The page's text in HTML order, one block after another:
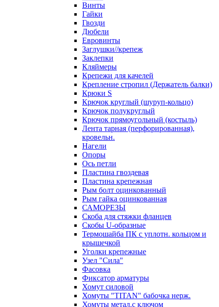
Винты
Гайки
Гвозди
Дюбели
Евровинты
Заглушки//крепеж
Заклепки
Кляймеры
Крепежи для качелей
Крепление стропил (Держатель балки)
Крюки S
Крючок круглый (шуруп-кольцо)
Крючок полукруглый
Крючок прямоугольный (костыль)
Лента тарная (перфорированная),
кровельн.
Нагели
Опоры
Ось петли
Пластина гвоздевая
Пластина крепежная
Рым болт оцинкованный
Рым гайка оцинкованная
САМОРЕЗЫ
Скоба для стяжки фланцев
Скобы U-образные
Термошайба ПК с уплотн. кольцом и
крышечкой
Уголки крепежные
Узел "Сила"
Фасовка
Фиксатор арматуры
Хомут силовой
Хомуты "TITAN" бабочка нерж.
Хомуты метал.с ключом